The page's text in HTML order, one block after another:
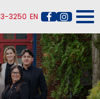
3250 EN